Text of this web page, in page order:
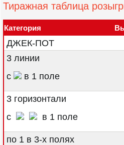
Тиражная таблица
Категория
ДЖЕК-ПОТ
3 линии
с
в 1 поле
3 горизонтали
с
в 1 поле
по 1 в 3-х полях